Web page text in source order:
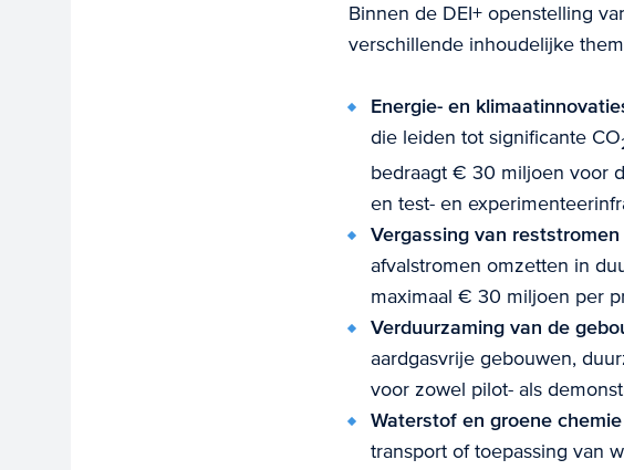
Binnen de DEI+ openstelling
verschillende inhoudelijke
Energie- en
die leiden tot significante CO
bedraagt € 30 miljoen voor
en test- en
Vergassing van
afvalstromen omzetten in
maximaal € 30 miljoen per
Verduurzaming van de
aardgasvrije gebouwen,
voor zowel pilot- als
Waterstof en groene
transport of toepassing van